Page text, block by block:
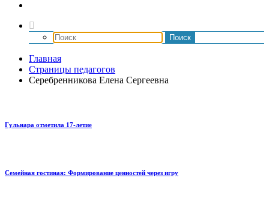
Главная
Страницы педагогов
Серебренникова Елена Сергеевна
Гульнара отметила 17‑летие
Семейная гостиная: Формирование ценностей через игру